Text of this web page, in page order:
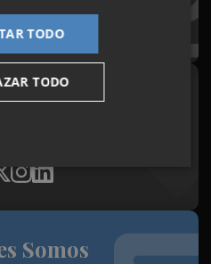
en redes
cualquier medio
Somos
TODO
TODO